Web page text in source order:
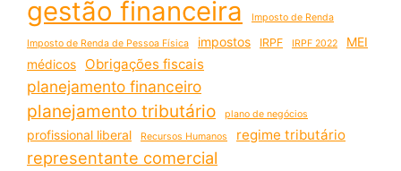
gestão financeira Imposto de Renda
Imposto de Renda de Pessoa Física impostos IRPF IRPF 2022
MEI
médicos
Obrigações fiscais
planejamento financeiro
planejamento tributário plano de negócios
profissional liberal Recursos Humanos regime tributário
representante comercial